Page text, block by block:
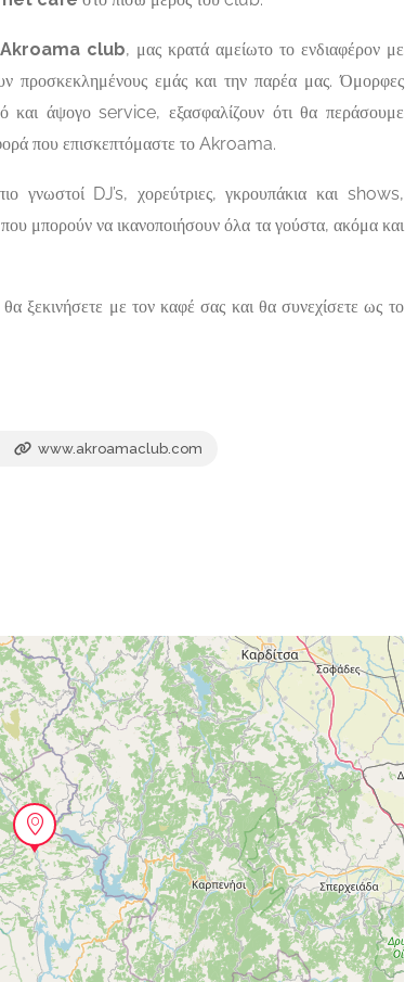
Akroama club, μας κρατά αμείωτο το ενδιαφέρον με
προσκεκλημένους εμάς και την παρέα μας. Όμορφες
και άψογο service, εξασφαλίζουν ότι θα περάσουμε
που επισκεπτόμαστε το Akroama.
γνωστοί DJ’s, χορεύτριες, γκρουπάκια και shows,
μπορούν να ικανοποιήσουν όλα τα γούστα, ακόμα και
ξεκινήσετε με τον καφέ σας και θα συνεχίσετε ως το
www.akroamaclub.com